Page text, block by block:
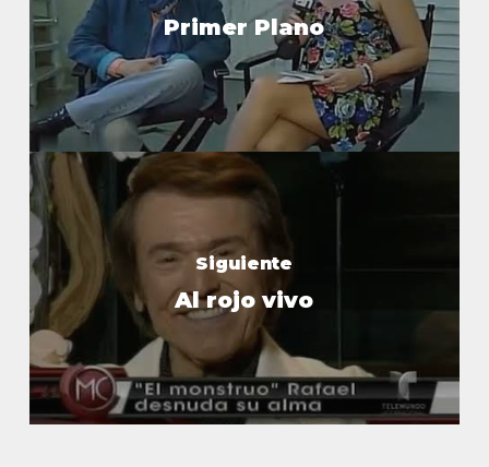
Primer Plano
Siguiente
Al rojo vivo